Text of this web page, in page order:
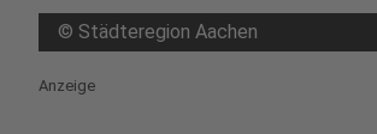
© Städteregion Aachen
Anzeige